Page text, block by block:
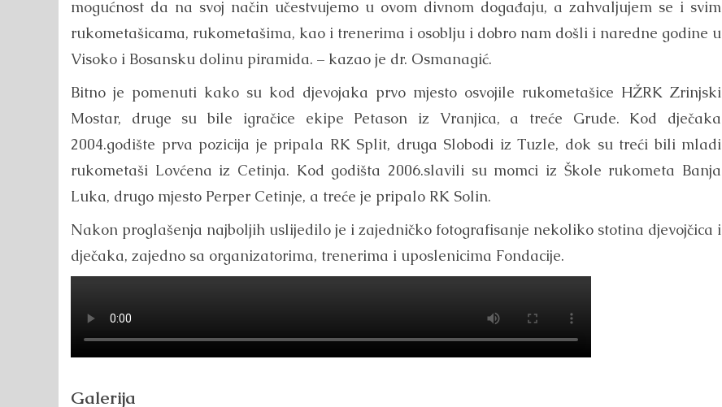
mogućnost da na svoj način učestvujemo u ovom divnom događaju, a zahvaljujem se i svim
rukometašicama, rukometašima, kao i trenerima i osoblju i dobro nam došli i naredne godine u
Visoko i Bosansku dolinu piramida. – kazao je dr. Osmanagić.
Bitno je pomenuti kako su kod djevojaka prvo mjesto osvojile rukometašice HŽRK Zrinjski
Mostar, druge su bile igračice ekipe Petason iz Vranjica, a treće Grude. Kod dječaka
2004.godište prva pozicija je pripala RK Split, druga Slobodi iz Tuzle, dok su treći bili mladi
rukometaši Lovćena iz Cetinja. Kod godišta 2006.slavili su momci iz Škole rukometa Banja
Luka, drugo mjesto Perper Cetinje, a treće je pripalo RK Solin.
Nakon proglašenja najboljih uslijedilo je i zajedničko fotografisanje nekoliko stotina djevojčica i
dječaka, zajedno sa organizatorima, trenerima i uposlenicima Fondacije.
Galerija